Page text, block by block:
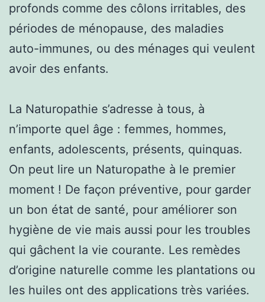
profonds comme des côlons irritables, des
périodes de ménopause, des maladies
auto-immunes, ou des ménages qui veulent
avoir des enfants.
La Naturopathie s’adresse à tous, à
n’importe quel âge : femmes, hommes,
enfants, adolescents, présents, quinquas.
On peut lire un Naturopathe à le premier
moment ! De façon préventive, pour garder
un bon état de santé, pour améliorer son
hygiène de vie mais aussi pour les troubles
qui gâchent la vie courante. Les remèdes
d’origine naturelle comme les plantations ou
les huiles ont des applications très variées.